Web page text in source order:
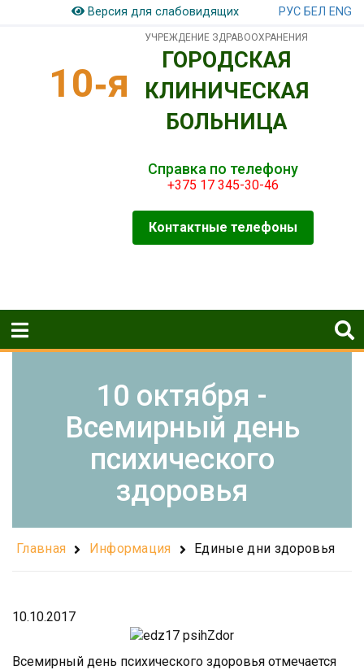
Версия для слабовидящих РУС БЕЛ ENG
10‑я
УЧРЕЖДЕНИЕ ЗДРАВООХРАНЕНИЯ
ГОРОДСКАЯ
КЛИНИЧЕСКАЯ
БОЛЬНИЦА
Справка по телефону
+375 17 345-30-46
Контактные телефоны
10 октября -
Всемирный день
психического
здоровья
Главная Информация Единые дни здоровья
10.10.2017
Всемирный день психического здоровья отмечается